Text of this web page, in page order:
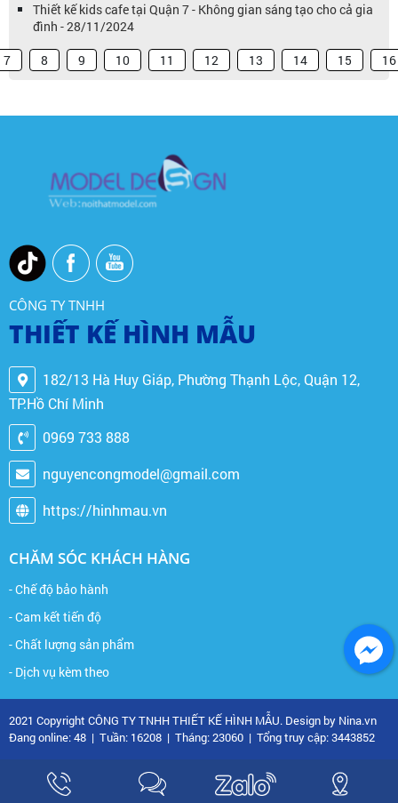
Thiết kế kids cafe tại Quận 7 - Không gian sáng tạo cho cả gia
đình - 28/11/2024
7 8 9 10 11 12 13 14 15 16
CÔNG TY TNHH
THIẾT KẾ HÌNH MẪU
182/13 Hà Huy Giáp, Phường Thạnh Lộc, Quận 12,
TP.Hồ Chí Minh
0969 733 888
nguyencongmodel@gmail.com
https://hinhmau.vn
CHĂM SÓC KHÁCH HÀNG
- Chế độ bảo hành
- Cam kết tiến độ
- Chất lượng sản phẩm
- Dịch vụ kèm theo
2021 Copyright CÔNG TY TNHH THIẾT KẾ HÌNH MẪU. Design by Nina.vn
Đang online: 48 | Tuần: 16208 | Tháng: 23060 | Tổng truy cập: 3443852